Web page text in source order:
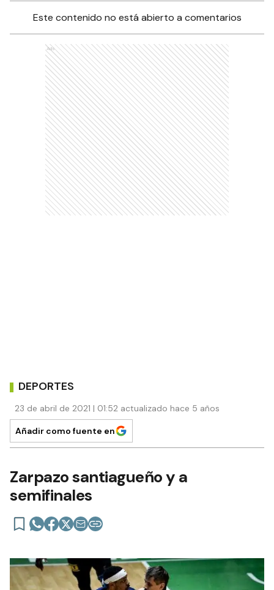
Este contenido no está abierto a comentarios
Ads
DEPORTES
23 de abril de 2021 | 01:52 actualizado hace 5 años
Añadir como fuente en
Zarpazo santiagueño y a
semifinales